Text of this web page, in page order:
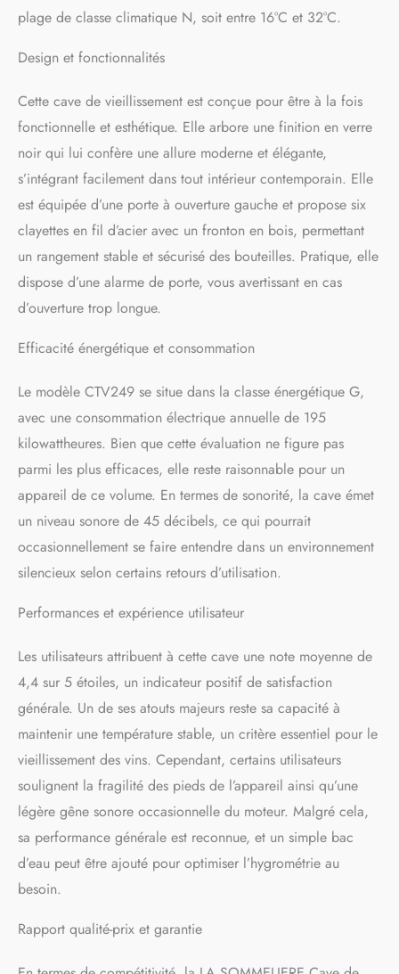
plage de classe climatique N, soit entre 16°C et 32°C.
Design et fonctionnalités
Cette cave de vieillissement est conçue pour être à la fois
fonctionnelle et esthétique. Elle arbore une finition en verre
noir qui lui confère une allure moderne et élégante,
s’intégrant facilement dans tout intérieur contemporain. Elle
est équipée d’une porte à ouverture gauche et propose six
clayettes en fil d’acier avec un fronton en bois, permettant
un rangement stable et sécurisé des bouteilles. Pratique, elle
dispose d’une alarme de porte, vous avertissant en cas
d’ouverture trop longue.
Efficacité énergétique et consommation
Le modèle CTV249 se situe dans la classe énergétique G,
avec une consommation électrique annuelle de 195
kilowattheures. Bien que cette évaluation ne figure pas
parmi les plus efficaces, elle reste raisonnable pour un
appareil de ce volume. En termes de sonorité, la cave émet
un niveau sonore de 45 décibels, ce qui pourrait
occasionnellement se faire entendre dans un environnement
silencieux selon certains retours d’utilisation.
Performances et expérience utilisateur
Les utilisateurs attribuent à cette cave une note moyenne de
4,4 sur 5 étoiles, un indicateur positif de satisfaction
générale. Un de ses atouts majeurs reste sa capacité à
maintenir une température stable, un critère essentiel pour le
vieillissement des vins. Cependant, certains utilisateurs
soulignent la fragilité des pieds de l’appareil ainsi qu’une
légère gêne sonore occasionnelle du moteur. Malgré cela,
sa performance générale est reconnue, et un simple bac
d’eau peut être ajouté pour optimiser l’hygrométrie au
besoin.
Rapport qualité-prix et garantie